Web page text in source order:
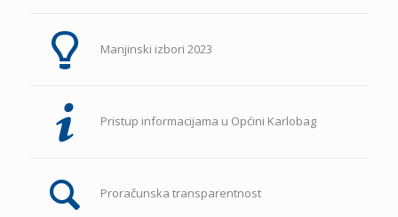
Manjinski izbori 2023
Pristup informacijama u Općini Karlobag
Proračunska transparentnost